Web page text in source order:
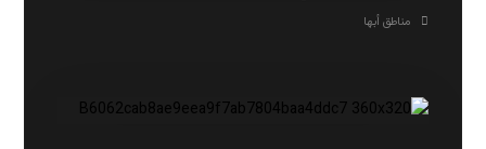
مناطق أبها